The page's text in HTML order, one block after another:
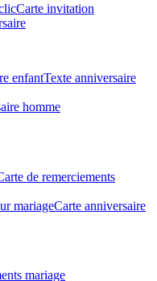
Carte invitation
enfantTexte anniversaire
homme
de remerciements
mariageCarte anniversaire
mariage